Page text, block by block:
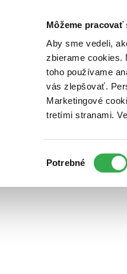
Môžeme
Aby sme vedeli,
zbierame cookies.
toho používame
vás zlepšovať.
Marketingové
tretími stranami.
súhlasu
Potrebné
Poukážky